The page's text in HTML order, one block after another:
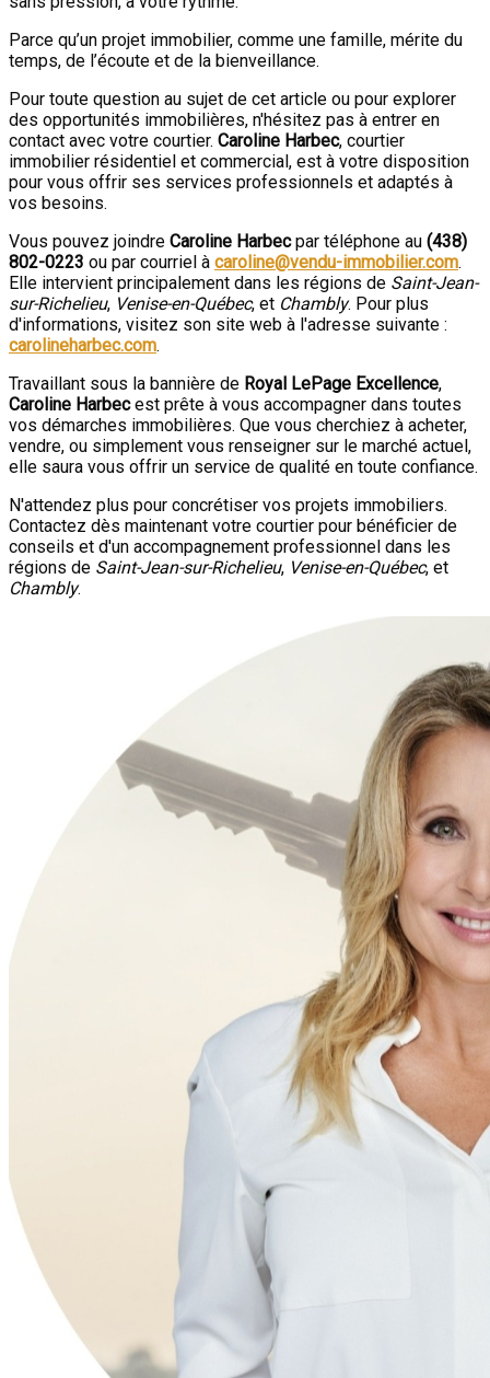
Parce qu’un projet immobilier, comme une famille, mérite du
temps, de l’écoute et de la bienveillance.
Pour toute question au sujet de cet article ou pour explorer
des opportunités immobilières, n'hésitez pas à entrer en
contact avec votre courtier. Caroline Harbec, courtier
immobilier résidentiel et commercial, est à votre disposition
pour vous offrir ses services professionnels et adaptés à
vos besoins.
Vous pouvez joindre Caroline Harbecpar téléphone au (438)
802-0223 ou par courriel à caroline@vendu-immobilier.com.
Elle intervient principalement dans les régions de Saint-Jean-
sur-Richelieu, Venise-en-Québec, et Chambly. Pour plus
d'informations, visitez son site web à l'adresse suivante :
carolineharbec.com.
Travaillant sous la bannière de Royal LePage Excellence,
Caroline Harbecest prête à vous accompagner dans toutes
vos démarches immobilières. Que vous cherchiez à acheter,
vendre, ou simplement vous renseigner sur le marché actuel,
elle saura vous offrir un service de qualité en toute confiance.
N'attendez plus pour concrétiser vos projets immobiliers.
Contactez dès maintenant votre courtier pour bénéficier de
conseils et d'un accompagnement professionnel dans les
régions de Saint-Jean-sur-Richelieu, Venise-en-Québec, et
Chambly.